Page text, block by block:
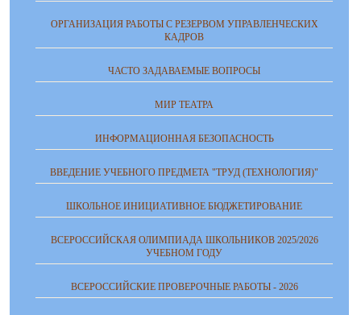
ОРГАНИЗАЦИЯ РАБОТЫ С РЕЗЕРВОМ УПРАВЛЕНЧЕСКИХ
КАДРОВ
ЧАСТО ЗАДАВАЕМЫЕ ВОПРОСЫ
МИР ТЕАТРА
ИНФОРМАЦИОННАЯ БЕЗОПАСНОСТЬ
ВВЕДЕНИЕ УЧЕБНОГО ПРЕДМЕТА "ТРУД (ТЕХНОЛОГИЯ)"
ШКОЛЬНОЕ ИНИЦИАТИВНОЕ БЮДЖЕТИРОВАНИЕ
ВСЕРОССИЙСКАЯ ОЛИМПИАДА ШКОЛЬНИКОВ 2025/2026
УЧЕБНОМ ГОДУ
ВСЕРОССИЙСКИЕ ПРОВЕРОЧНЫЕ РАБОТЫ - 2026